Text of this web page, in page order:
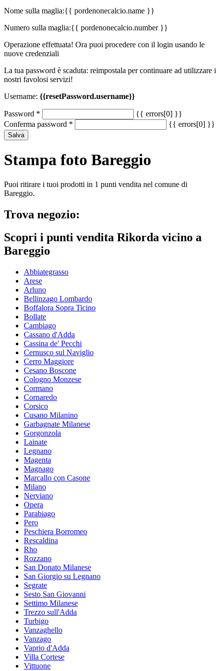
Nome sulla maglia:{{ pordenonecalcio.name }}
Numero sulla maglia:{{ pordenonecalcio.number }}
Operazione effettuata! Ora puoi procedere con il login usando le
nuove credenziali
La tua password è scaduta: reimpostala per continuare ad utilizzare i
nostri favolosi servizi!
Username: {{resetPassword.username}}
Password *
{{ errors[0] }}
Conferma password * {{ errors[0] }}
Salva
Stampa foto Bareggio
Puoi ritirare i tuoi prodotti in 1 punti vendita nel comune di
Bareggio.
Trova negozio:
Scopri i punti vendita Rikorda vicino a
Bareggio
Abbiategrasso
Arese
Arluno
Bellinzago Lombardo
Boffalora Sopra Ticino
Bollate
Cambiago
Cassano d'Adda
Cassina de' Pecchi
Cernusco sul Naviglio
Cerro Maggiore
Cesano Boscone
Cologno Monzese
Cormano
Cornaredo
Corsico
Cusano Milanino
Garbagnate Milanese
Gorgonzola
Lainate
Legnano
Magenta
Magnago
Marcallo con Casone
Milano
Nerviano
Opera
Parabiago
Pero
Peschiera Borromeo
Rescaldina
Rho
Rozzano
San Donato Milanese
San Giorgio su Legnano
Segrate
Sesto San Giovanni
Settimo Milanese
Trezzo sull'Adda
Turbigo
Vanzaghello
Vanzago
Vaprio d'Adda
Villa Cortese
Vittuone